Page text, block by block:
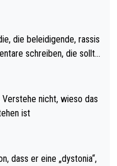
war bei Archie Self letzt
Weltmeister durch
Mitchel sich das (in Ve
die PDC-WM als Zi
die beleidigende, rassis
schreiben, die sollte
wundert mich: Luke Little
über Social Media GvV p
öfters mal gegen Ric
nicht, wieso das
ist
dass er eine „dystonia“,